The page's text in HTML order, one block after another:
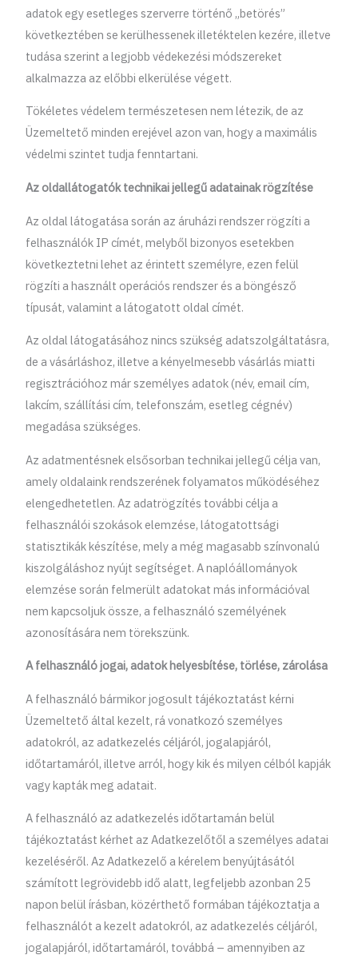
adatok egy esetleges szerverre történő „betörés”
következtében se kerülhessenek illetéktelen kezére, illetve
tudása szerint a legjobb védekezési módszereket
alkalmazza az előbbi elkerülése végett.
Tökéletes védelem természetesen nem létezik, de az
Üzemeltető minden erejével azon van, hogy a maximális
védelmi szintet tudja fenntartani.
Az oldallátogatók technikai jellegű adatainak rögzítése
Az oldal látogatása során az áruházi rendszer rögzíti a
felhasználók IP címét, melyből bizonyos esetekben
következtetni lehet az érintett személyre, ezen felül
rögzíti a használt operációs rendszer és a böngésző
típusát, valamint a látogatott oldal címét.
Az oldal látogatásához nincs szükség adatszolgáltatásra,
de a vásárláshoz, illetve a kényelmesebb vásárlás miatti
regisztrációhoz már személyes adatok (név, email cím,
lakcím, szállítási cím, telefonszám, esetleg cégnév)
megadása szükséges.
Az adatmentésnek elsősorban technikai jellegű célja van,
amely oldalaink rendszerének folyamatos működéséhez
elengedhetetlen. Az adatrögzítés további célja a
felhasználói szokások elemzése, látogatottsági
statisztikák készítése, mely a még magasabb színvonalú
kiszolgáláshoz nyújt segítséget. A naplóállományok
elemzése során felmerült adatokat más információval
nem kapcsoljuk össze, a felhasználó személyének
azonosítására nem törekszünk.
A felhasználó jogai, adatok helyesbítése, törlése, zárolása
A felhasználó bármikor jogosult tájékoztatást kérni
Üzemeltető által kezelt, rá vonatkozó személyes
adatokról, az adatkezelés céljáról, jogalapjáról,
időtartamáról, illetve arról, hogy kik és milyen célból kapják
vagy kapták meg adatait.
A felhasználó az adatkezelés időtartamán belül
tájékoztatást kérhet az Adatkezelőtől a személyes adatai
kezeléséről. Az Adatkezelő a kérelem benyújtásától
számított legrövidebb idő alatt, legfeljebb azonban 25
napon belül írásban, közérthető formában tájékoztatja a
felhasználót a kezelt adatokról, az adatkezelés céljáról,
jogalapjáról, időtartamáról, továbbá – amennyiben az